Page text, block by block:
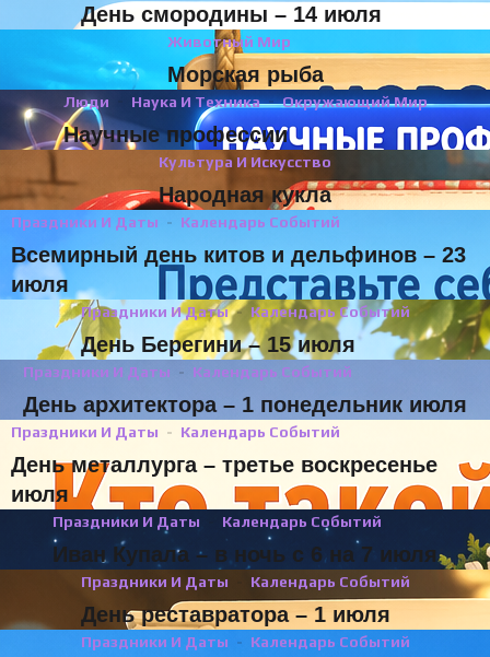
День смородины – 14 июля
Животный Мир
Морская рыба
Люди Наука И Техника Окружающий Мир
Научные профессии
Культура И Искусство
Народная кукла
Праздники И Даты Календарь Событий
Всемирный день китов и дельфинов – 23
июля
Праздники И Даты Календарь Событий
День Берегини – 15 июля
Праздники И Даты Календарь Событий
День архитектора – 1 понедельник июля
Праздники И Даты Календарь Событий
День металлурга – третье воскресенье
июля
Праздники И Даты Календарь Событий
Иван Купала – в ночь с 6 на 7 июля
Праздники И Даты Календарь Событий
День реставратора – 1 июля
Праздники И Даты Календарь Событий